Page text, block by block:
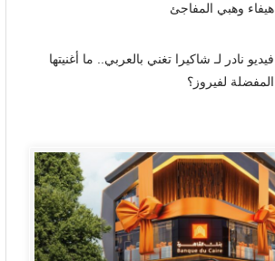
هيفاء وهبي المفاجئ
فيديو نادر لـ شاكيرا تغني بالعربي.. ما أغنيتها
المفضلة لفيروز؟